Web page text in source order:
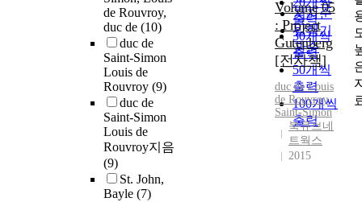
de Rouvroy,
duc de (10)
duc de
Saint-Simon
Louis de
Rouvroy (9)
duc de
Saint-Simon
Louis de
Rouvroy지음
(9)
St. John,
Bayle (7)
저자순
발행기
관순
출력
30개씩
출력
50개씩
출력
100개씩
출력
Volume 05
: Project
Gutenberg
[전자책]
duc de Louis
de Rouvroy
Saint-Simon
북큐브네
트웍스
2015